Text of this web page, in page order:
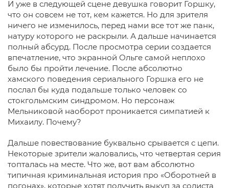
И уже в следующей сцене девушка говорит Горшку,
что он совсем не тот, кем кажется. Но для зрителя
ничего не изменилось, перед нами все тот же панк,
натуру которого не раскрыли. А дальше начинается
полный абсурд. После просмотра серии создается
впечатление, что экранной Ольге самой неплохо
было бы пройти лечение. После абсолютно
хамского поведения сериального Горшка его не
послал бы куда подальше только человек со
стокгольмским синдромом. Но персонаж
Мельниковой наоборот проникается симпатией к
Михаилу. Почему?
Дальше повествование буквально срывается с цепи.
Некоторые зрители жаловались, что четвертая серия
топталась на месте. Что же, вот вам абсолютно
типичная криминальная история про «Оборотней в
погонах», которые хотят получить выкуп за солиста